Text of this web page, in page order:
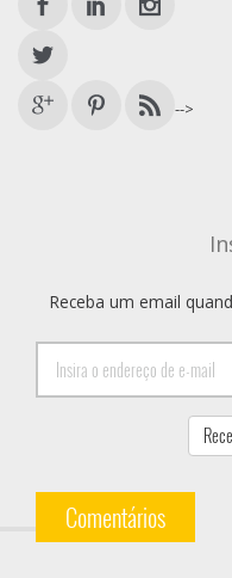
-->
Receba um email
Comentários